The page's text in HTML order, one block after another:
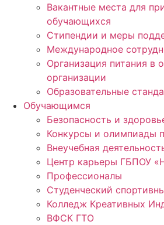
Вакантные места для
обучающихся
Стипендии и меры
Международное
Организация питания в
организации
Образовательные
Обучающимся
Безопасность и
Конкурсы и олимпиады
Внеучебная
Центр карьеры ГБПОУ
Профессионалы
Студенческий
Колледж Креативных
ВФСК ГТО